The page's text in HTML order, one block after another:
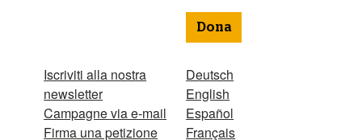
Iscriviti alla nostra
newsletter
Campagne via e-mail
Firma una petizione
Dona
Deutsch
English
Español
Français